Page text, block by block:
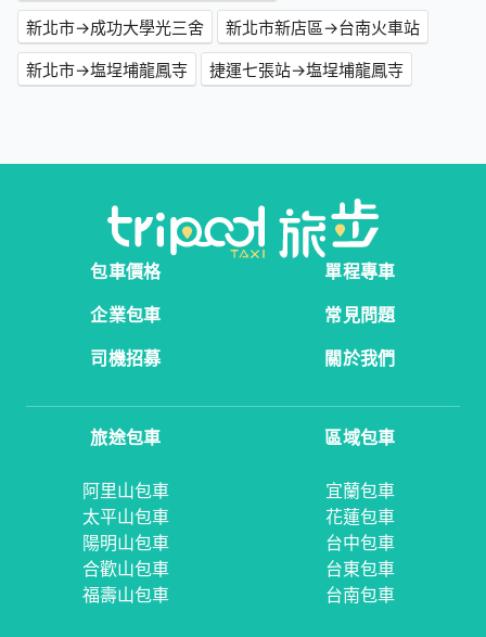
新北市→成功大學光三舍
新北市新店區→台南火車站
新北市→塩埕埔龍鳳寺
捷運七張站→塩埕埔龍鳳寺
包車價格
單程專車
企業包車
常見問題
司機招募
關於我們
旅途包車
阿里山包車
太平山包車
陽明山包車
合歡山包車
福壽山包車
區域包車
宜蘭包車
花蓮包車
台中包車
台東包車
台南包車